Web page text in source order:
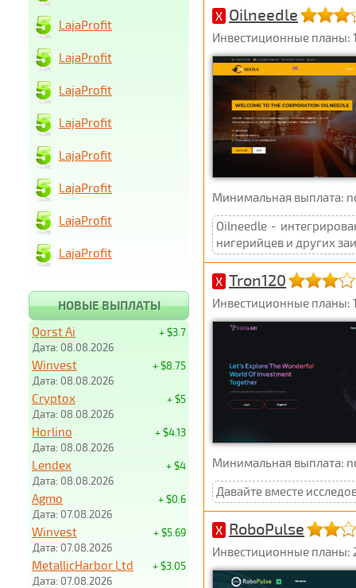
X Oilneedle
Инвестиционные планы:
Минимальная выплата:
Oilneedle -
нигерийцев и других
X Tron120
Инвестиционные планы:
Минимальная выплата:
Давайте вместе
X RoboPulse
Инвестиционные планы:
LajaProfit
LajaProfit
LajaProfit
LajaProfit
LajaProfit
LajaProfit
LajaProfit
LajaProfit
НОВЫЕ ВЫПЛАТЫ
+ $3.7
Qorst Ai
Дата: 08.08.2026
+ $8.75
Winvest
Дата: 08.08.2026
+ $5
Cryptox
Дата: 08.08.2026
+ $4.13
Horlino
Дата: 08.08.2026
+ $4
Lendex
Дата: 08.08.2026
+ $0.6
Agmo
Дата: 07.08.2026
+ $5.69
Winvest
Дата: 07.08.2026
+ $3.05
MetallicHarbor Ltd
Дата: 07.08.2026